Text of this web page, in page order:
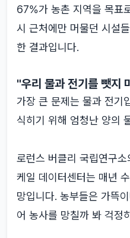
67%가 농촌 지역을 목표
시 근처에만 머물던 시설
한 결과입니다.
"우리 물과 전기를 뺏지
가장 큰 문제는 물과 전기
식히기 위해 엄청난 양의
로런스 버클리 국립연구
케일 데이터센터는 매년
망입니다. 농부들은 가뜩
어 농사를 망칠까 봐 걱정